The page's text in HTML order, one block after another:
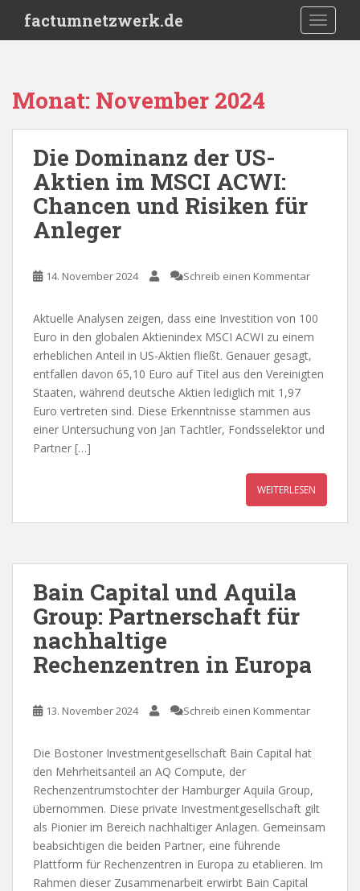
i
factumnetzwerk.de
Monat: November 2024
Die Dominanz der US-
Aktien im MSCI ACWI:
Chancen und Risiken für
Anleger
14. November 2024 Schreib einen Kommentar
Aktuelle Analysen zeigen, dass eine Investition von 100
Euro in den globalen Aktienindex MSCI ACWI zu einem
erheblichen Anteil in US-Aktien fließt. Genauer gesagt,
entfallen davon 65,10 Euro auf Titel aus den Vereinigten
Staaten, während deutsche Aktien lediglich mit 1,97
Euro vertreten sind. Diese Erkenntnisse stammen aus
einer Untersuchung von Jan Tachtler, Fondsselektor und
Partner […]
WEITERLESEN
Bain Capital und Aquila
Group: Partnerschaft für
nachhaltige
Rechenzentren in Europa
13. November 2024 Schreib einen Kommentar
Die Bostoner Investmentgesellschaft Bain Capital hat
den Mehrheitsanteil an AQ Compute, der
Rechenzentrumstochter der Hamburger Aquila Group,
übernommen. Diese private Investmentgesellschaft gilt
als Pionier im Bereich nachhaltiger Anlagen. Gemeinsam
beabsichtigen die beiden Partner, eine führende
Plattform für Rechenzentren in Europa zu etablieren. Im
Rahmen dieser Zusammenarbeit erwirbt Bain Capital